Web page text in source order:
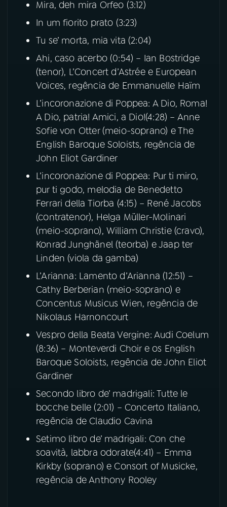
Mira, deh mira Orfeo (3:12)
In um fiorito prato (3:23)
Tu se’ morta, mia vita (2:04)
Ahi, caso acerbo (0:54) – Ian Bostridge
(tenor), L’Concert d’Astrée e European
Voices, regência de Emmanuelle Haïm
L’incoronazione di Poppea: A Dio, Roma!
A Dio, patria! Amici, a Dio!(4:28) – Anne
Sofie von Otter (meio-soprano) e The
English Baroque Soloists, regência de
John Eliot Gardiner
L’incoronazione di Poppea: Pur ti miro,
pur ti godo, melodia de Benedetto
Ferrari della Tiorba (4:15) – René Jacobs
(contratenor), Helga Müller-Molinari
(meio-soprano), William Christie (cravo),
Konrad Junghänel (teorba) e Jaap ter
Linden (viola da gamba)
L’Arianna: Lamento d’Arianna (12:51) –
Cathy Berberian (meio-soprano) e
Concentus Musicus Wien, regência de
Nikolaus Harnoncourt
Vespro della Beata Vergine: Audi Coelum
(8:36) – Monteverdi Choir e os English
Baroque Soloists, regência de John Eliot
Gardiner
Secondo libro de’ madrigali: Tutte le
bocche belle (2:01) – Concerto Italiano,
regência de Claudio Cavina
Setimo libro de’ madrigali: Con che
soavità, labbra odorate(4:41) – Emma
Kirkby (soprano) e Consort of Musicke,
regência de Anthony Rooley